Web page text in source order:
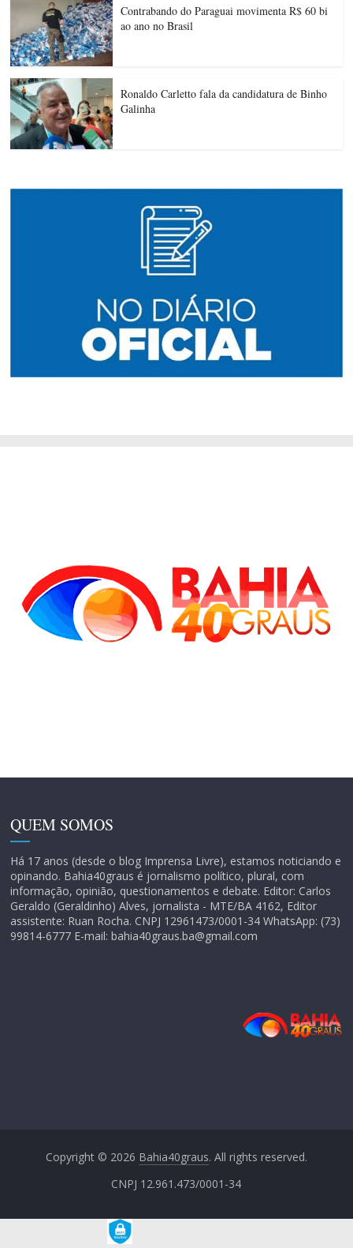
Contrabando do Paraguai movimenta R$ 60 bi
ao ano no Brasil
Ronaldo Carletto fala da candidatura de Binho
Galinha
QUEM SOMOS
Há 17 anos (desde o blog Imprensa Livre), estamos noticiando e
opinando. Bahia40graus é jornalismo político, plural, com
informação, opinião, questionamentos e debate. Editor: Carlos
Geraldo (Geraldinho) Alves, jornalista - MTE/BA 4162, Editor
assistente: Ruan Rocha. CNPJ 12961473/0001-34 WhatsApp: (73)
99814-6777 E-mail: bahia40graus.ba@gmail.com
Copyright © 2026 Bahia40graus. All rights reserved.
CNPJ 12.961.473/0001-34